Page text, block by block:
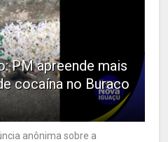
PM apreende mais
cocaína no Buraco
anônima sobre a